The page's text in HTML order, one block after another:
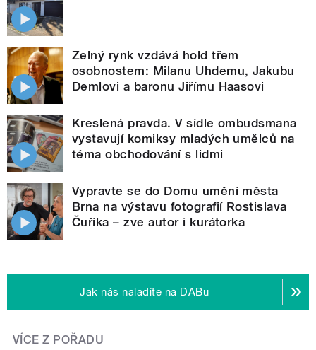
Zelný rynk vzdává hold třem
osobnostem: Milanu Uhdemu, Jakubu
Demlovi a baronu Jiřímu Haasovi
Kreslená pravda. V sídle ombudsmana
vystavují komiksy mladých umělců na
téma obchodování s lidmi
Vypravte se do Domu umění města
Brna na výstavu fotografií Rostislava
Čuříka – zve autor i kurátorka
Jak nás naladíte na DABu
VÍCE Z POŘADU